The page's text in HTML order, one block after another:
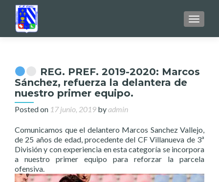
REG. PREF. 2019-2020: Marcos
Sánchez, refuerza la delantera de
nuestro primer equipo.
Posted on 17 junio, 2019 byadmin
Comunicamos que el delantero Marcos Sanchez Vallejo,
de 25 años de edad, procedente del CF Villanueva de 3ª
División y con experiencia en esta categoría se incorpora
a nuestro primer equipo para reforzar la parcela
ofensiva.